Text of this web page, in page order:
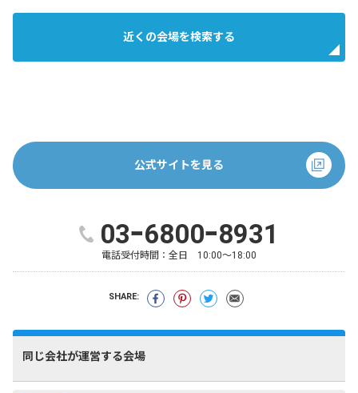
近くの会場を検索する
公式サイトを見る
03ｰ6800ｰ8931
電話受付時間： 全日 10:00～18:00
SHARE:
同じ会社が運営する会場